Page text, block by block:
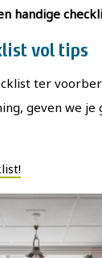
handige
vol tips
ter
geven we je